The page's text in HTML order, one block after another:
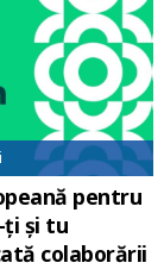
pentru
ți și tu
colaborării